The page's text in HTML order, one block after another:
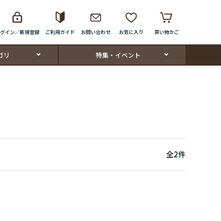
イン／新規登録 ご利用ガイド お問い合わせ お気に入り 買い物かご
リ 特集・イベント
全2件